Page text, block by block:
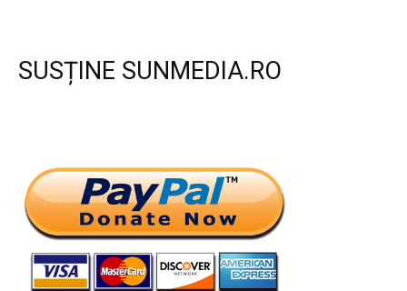
SUSȚINE SUNMEDIA.RO